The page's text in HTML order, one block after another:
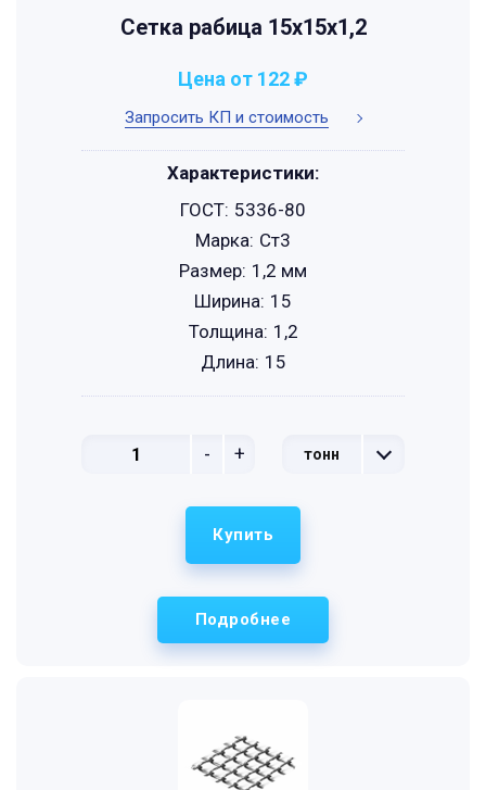
Сетка рабица 15х15х1,2
Запросить КП и стоимость
Цена от 122 ₽
- + тонн
Характеристики:
ГОСТ: 5336-80
Марка: Ст3
Размер: 1,2 мм
Ширина: 15
Толщина: 1,2
Длина: 15
Подробнее
Купить